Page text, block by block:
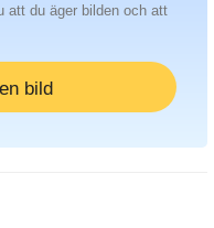
att du äger bilden och att
bild